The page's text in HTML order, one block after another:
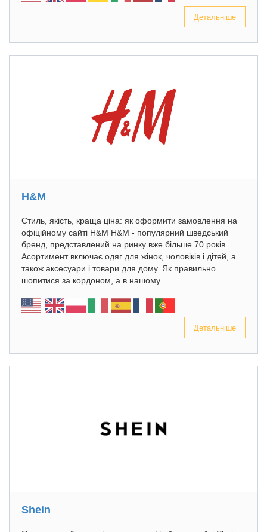
Детальніше
H&M
Стиль, якість, краща ціна: як оформити замовлення на
офіційному сайті H&M H&M - популярний шведський
бренд, представлений на ринку вже більше 70 років.
Асортимент включає одяг для жінок, чоловіків і дітей, а
також аксесуари і товари для дому. Як правильно
шопитися за кордоном, а в нашому...
Детальніше
Shein